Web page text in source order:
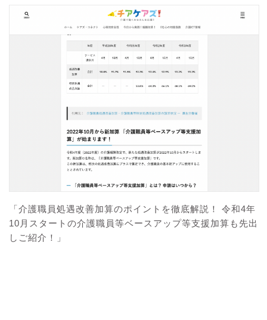
「介護職員処遇改善加算のポイントを徹底解説！ 令和4年
10月スタートの介護職員等ベースアップ等支援加算も先出
しご紹介！」